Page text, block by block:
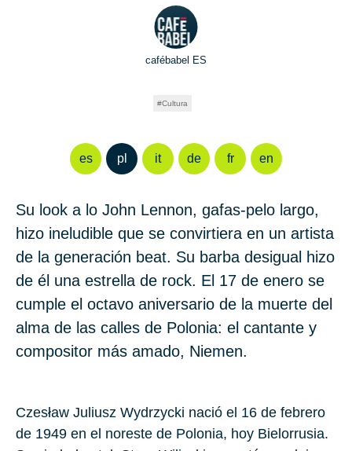
cafébabel ES
Cultura
es pl it de fr en
Su look a lo John Lennon, gafas-pelo largo,
hizo ineludible que se convirtiera en un artista
de la generación beat. Su barba desigual hizo
de él una estrella de rock. El 17 de enero se
cumple el octavo aniversario de la muerte del
alma de las calles de Polonia: el cantante y
compositor más amado, Niemen.
Czesław Juliusz Wydrzycki nació el 16 de febrero
de 1949 en el noreste de Polonia, hoy Bielorrusia.